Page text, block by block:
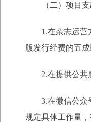
（二）项目
1.在杂志运
版发行经费的五成
2.在提供公
3.在微信公众
规定具体工作量